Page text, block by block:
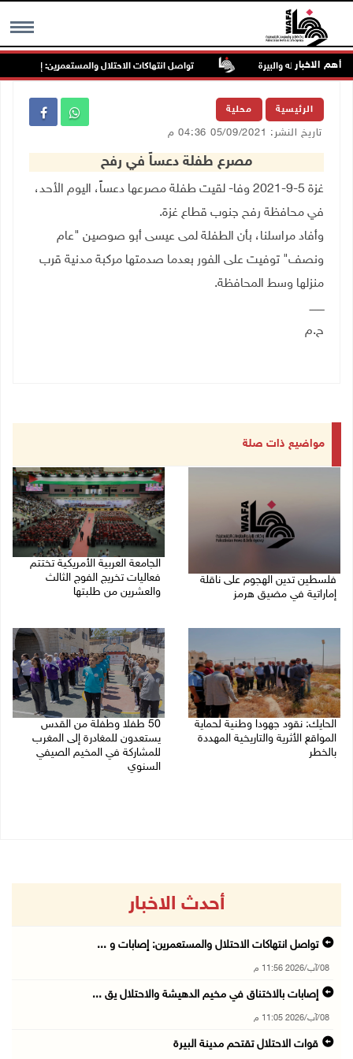
MENU أهم الاخبار تواصل انتهاكات الاحتلال والمستعمرين: إصابات
الرئيسية محلية
تاريخ النشر: 05/09/2021 04:36 م
مصرع طفلة دعساً في رفح
غزة 5-9-2021 وفا- لقيت طفلة مصرعها دعساً، اليوم الأحد،
في محافظة رفح جنوب قطاع غزة.
وأفاد مراسلنا، بأن الطفلة لمى عيسى أبو صوصين "عام
ونصف" توفيت على الفور بعدما صدمتها مركبة مدنية قرب
منزلها وسط المحافظة.
ـــــــــ
ح.م
مواضيع ذات صلة
فلسطين تدين الهجوم على ناقلة
إماراتية في مضيق هرمز
الجامعة العربية الأمريكية تختتم
فعاليات تخريج الفوج الثالث
والعشرين من طلبتها
الحايك: نقود جهودا وطنية لحماية
المواقع الأثرية والتاريخية المهددة
بالخطر
50 طفلا وطفلة من القدس
يستعدون للمغادرة إلى المغرب
للمشاركة في المخيم الصيفي
السنوي
أحدث الاخبار
تواصل انتهاكات الاحتلال والمستعمرين: إصابات و ...
08/آب/2026 11:56 م
إصابات بالاختناق في مخيم الدهيشة والاحتلال يق ...
08/آب/2026 11:05 م
قوات الاحتلال تقتحم مدينة البيرة